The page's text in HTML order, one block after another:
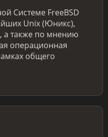
Системе FreeBSD
Unix (Юникс),
а также по мнению
операционная
общего